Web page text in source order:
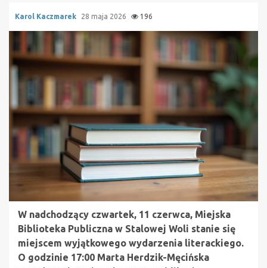
Karol Kaczmarek 28 maja 2026 196
W nadchodzący czwartek, 11 czerwca, Miejska
Biblioteka Publiczna w Stalowej Woli stanie się
miejscem wyjątkowego wydarzenia literackiego.
O godzinie 17:00 Marta Herdzik-Męcińska